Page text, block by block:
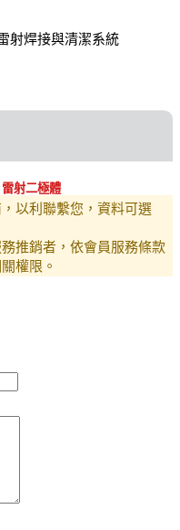
射焊接與清潔系統
射二極體
以利聯繫您，資料可選
推銷者，依會員服務條款
權限。